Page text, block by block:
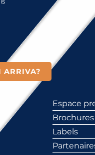
ARRIVA?
Espace
Brochures
Labels